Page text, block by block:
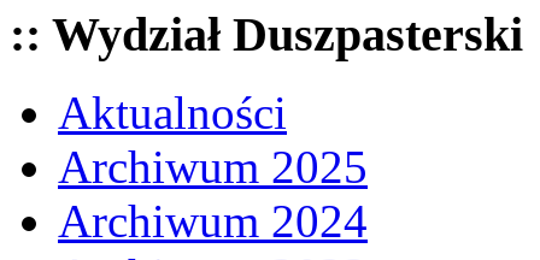
:: Wydział Duszpasterski
Aktualności
Archiwum 2025
Archiwum 2024